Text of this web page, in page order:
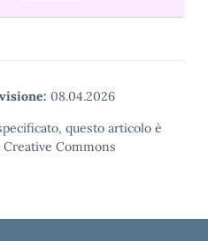
08.04.2026
questo articolo è
Commons